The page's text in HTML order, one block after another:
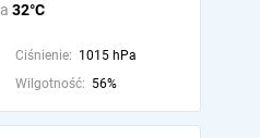
32°C
Ciśnienie: 1015 hPa
Wilgotność: 56%